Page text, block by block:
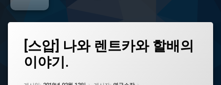
[스압] 나와 렌트카와 할배의
이야기.
[스
압]
나
와
에
댓
글
을